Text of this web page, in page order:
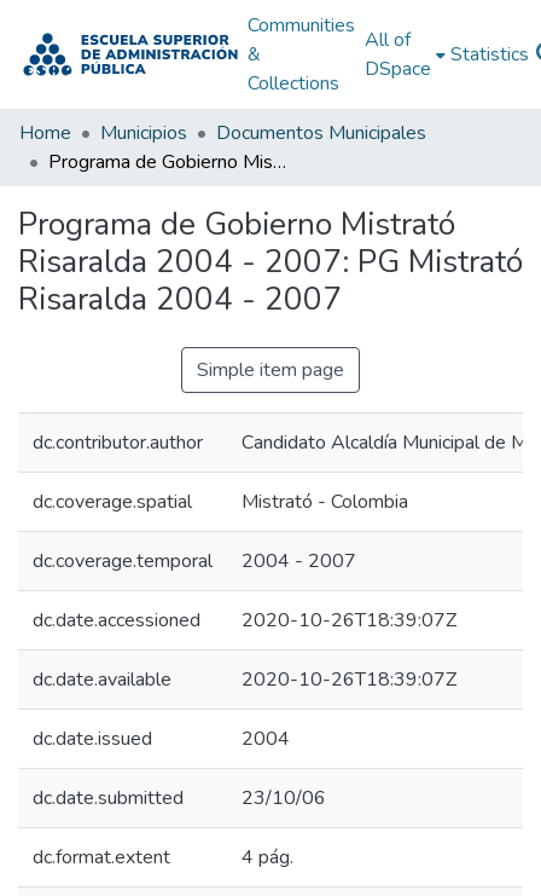
Communities
&
Collections
All of
DSpace
Statistics
Home Municipios
Documentos Municipales
Programa de Gobierno Mistrató Risaralda 2004 - 2007: PG Mistrató Risaralda 2004 - 2007
Programa de Gobierno Mistrató
Risaralda 2004 - 2007: PG Mistrató
Risaralda 2004 - 2007
Simple item page
dc.contributor.author Candidato Alcaldía Municipal de
dc.coverage.spatial Mistrató - Colombia
dc.coverage.temporal 2004 - 2007
dc.date.accessioned 2020-10-26T18:39:07Z
dc.date.available 2020-10-26T18:39:07Z
dc.date.issued 2004
dc.date.submitted 23/10/06
dc.format.extent 4 pág.